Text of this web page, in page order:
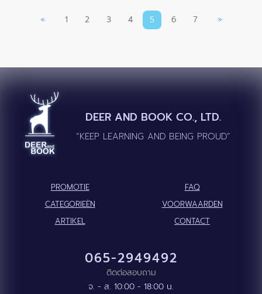
« 1 2 3 4 5 6 7 »
DEER AND BOOK CO., LTD.
“KEEP LEARNING AND BEING PROUD”
PROMOTIE
FAQ
CATEGORIEËN
VOORWAARDEN
ARTIKEL
CONTACT
065-2949492
ติดต่อสอบถาม
จ. - ส. 10:00 - 18:00 น.